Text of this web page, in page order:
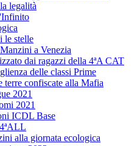
legalità
le stelle
a Venezia
dai ragazzi della 4ªA CAT
delle classi Prime
terre confiscate alla Mafia
2021
2021
ICDL Base
alla giornata ecologica